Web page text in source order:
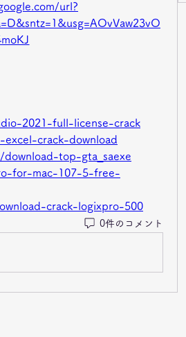
url?
2021-full-license-crack
crack-download
top-gta_saexe
for-mac-107-5-free-
crack-logixpro-500
0件のコメント